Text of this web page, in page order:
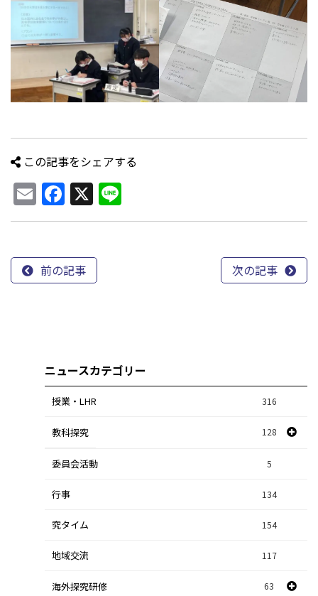
この記事をシェアする
EmailFacebook
X
前の記事 次の記事
ニュースカテゴリー
授業・LHR 316
教科探究 128
スポーツ探究 1
課題研究 84
自然探究 2
数学探究 2
社会探究 23
委員会活動 5
行事 134
究タイム 154
地域交流 117
海外探究研修 63